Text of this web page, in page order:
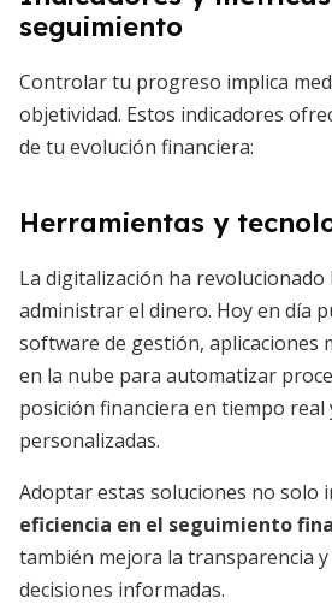
seguimiento
Controlar tu progreso implica
objetividad. Estos indicadores
de tu evolución financiera:
Herramientas y
La digitalización ha revolucionado
administrar el dinero. Hoy en día
software de gestión, aplicaciones
en la nube para automatizar
posición financiera en tiempo real
personalizadas.
Adoptar estas soluciones no solo
eficiencia en el seguimiento
también mejora la transparencia y
decisiones informadas.